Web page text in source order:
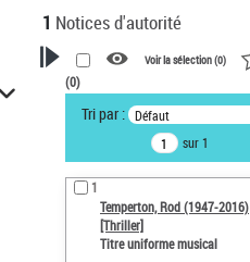
1 Notices d'autorité
VOTRE RECHERCHE
Recherche avancée dans les
notices d’autorité
Œuvres liées à l'auteur :
Temperton, Rod (1947-2016)
Voir la sélection (0)
(0)
Tri par : Défaut
sur 1
1
Temperton, Rod (1947-2016)
[Thriller]
Titre uniforme musical